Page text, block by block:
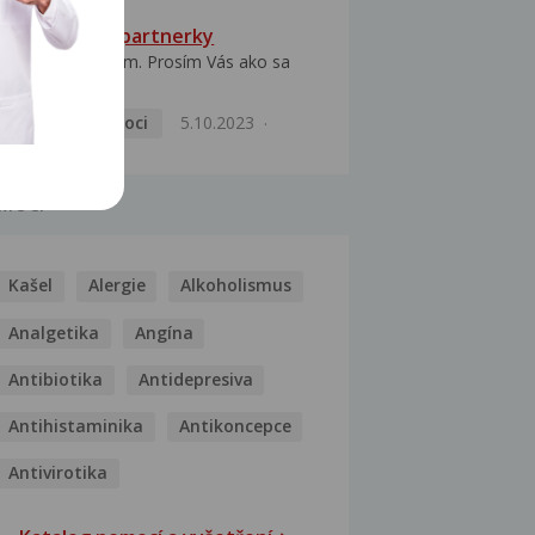
HPV typ 52 u partnerky
Dobrý deň prajem. Prosím Vás ako sa
Pohlavní nemoci
5.10.2023
Kašel Alergie Alkoholismus
Analgetika Angína
Antibiotika Antidepresiva
Antihistaminika Antikoncepce
Antivirotika